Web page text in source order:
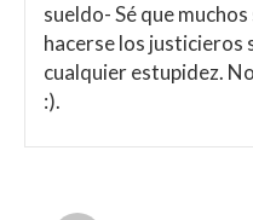
sueldo- Sé que
hacerse los justicieros
cualquier estupidez.
:).